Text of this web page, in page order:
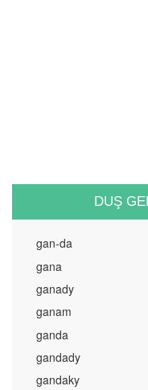
DUŞ
gan-da
gana
ganady
ganam
ganda
gandady
gandaky